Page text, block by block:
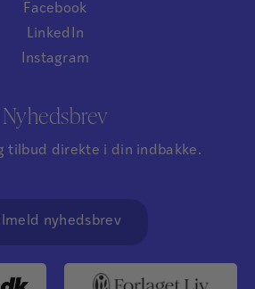
Facebook
LinkedIn
Instagram
Nyhedsbrev
tilbud direkte i din indbakke.
nyhedsbrev